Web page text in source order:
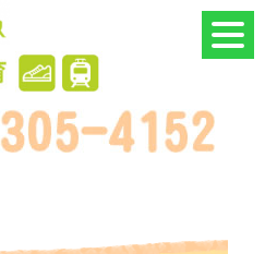
カリハウス